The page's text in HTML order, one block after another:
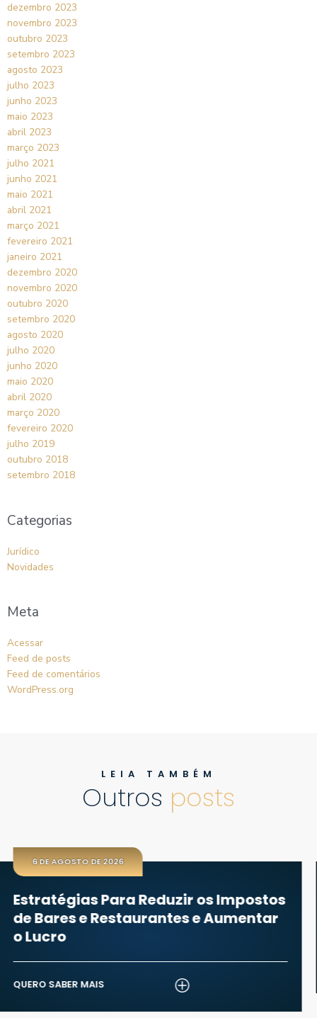
dezembro 2023
novembro 2023
outubro 2023
setembro 2023
agosto 2023
julho 2023
junho 2023
maio 2023
abril 2023
março 2023
julho 2021
junho 2021
maio 2021
abril 2021
março 2021
fevereiro 2021
janeiro 2021
dezembro 2020
novembro 2020
outubro 2020
setembro 2020
agosto 2020
julho 2020
junho 2020
maio 2020
abril 2020
março 2020
fevereiro 2020
julho 2019
outubro 2018
setembro 2018
Categorias
Jurídico
Novidades
Meta
Acessar
Feed de posts
Feed de comentários
WordPress.org
LEIA TAMBÉM
Outros posts
Reduzir os Impostos
e Aumentar
31 DE JULHO DE
Juros
Conteste e
QUERO SABER